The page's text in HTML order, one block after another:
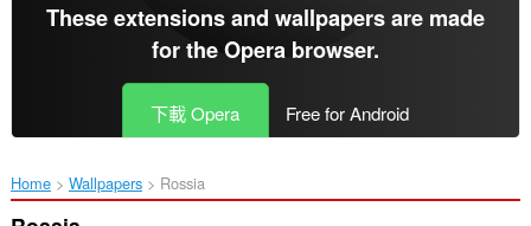
These extensions and wallpapers are made
for theOpera browser.
下載 Opera Free for Android
Home Wallpapers Rossia‎